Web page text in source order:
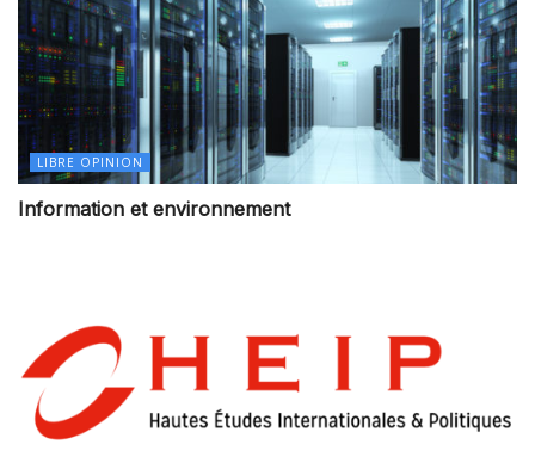
LIBRE OPINION
Information et environnement